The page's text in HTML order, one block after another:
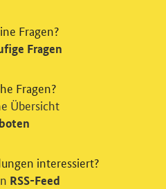
Fragen?
Fragen
Fragen?
Übersicht
interessiert?
RSS-Feed